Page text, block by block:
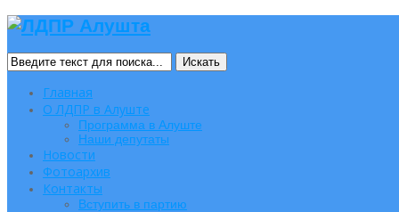
Искать
Главная
О ЛДПР в Алуште
Программа в Алуште
Наши депутаты
Новости
Фотоархив
Контакты
Вступить в партию